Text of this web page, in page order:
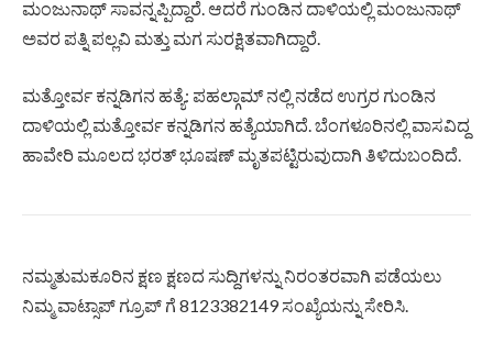
ಮಂಜುನಾಥ್ ಸಾವನ್ನಪ್ಪಿದ್ದಾರೆ. ಆದರೆ ಗುಂಡಿನ ದಾಳಿಯಲ್ಲಿ ಮಂಜುನಾಥ್
ಅವರ ಪತ್ನಿ ಪಲ್ಲವಿ ಮತ್ತು ಮಗ ಸುರಕ್ಷಿತವಾಗಿದ್ದಾರೆ.
ಮತ್ತೋರ್ವ ಕನ್ನಡಿಗನ ಹತ್ಯೆ: ಪಹಲ್ಗಾಮ್ ನಲ್ಲಿ ನಡೆದ ಉಗ್ರರ ಗುಂಡಿನ
ದಾಳಿಯಲ್ಲಿ ಮತ್ತೋರ್ವ ಕನ್ನಡಿಗನ ಹತ್ಯೆಯಾಗಿದೆ. ಬೆಂಗಳೂರಿನಲ್ಲಿ ವಾಸವಿದ್ದ
ಹಾವೇರಿ ಮೂಲದ ಭರತ್ ಭೂಷಣ್ ಮೃತಪಟ್ಟಿರುವುದಾಗಿ ತಿಳಿದುಬಂದಿದೆ.
ನಮ್ಮತುಮಕೂರಿನ ಕ್ಷಣ ಕ್ಷಣದ ಸುದ್ದಿಗಳನ್ನು ನಿರಂತರವಾಗಿ ಪಡೆಯಲು
ನಿಮ್ಮ ವಾಟ್ಸಾಪ್ ಗ್ರೂಪ್ ಗೆ 8123382149 ಸಂಖ್ಯೆಯನ್ನು ಸೇರಿಸಿ.